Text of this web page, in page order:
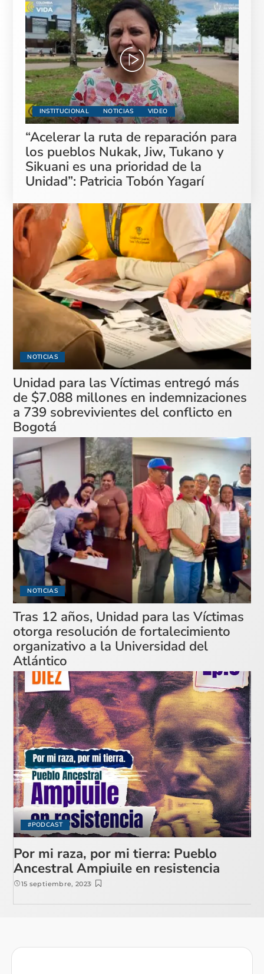
INSTITUCIONAL NOTICIAS VIDEO
“Acelerar la ruta de reparación para
los pueblos Nukak, Jiw, Tukano y
Sikuani es una prioridad de la
Unidad”: Patricia Tobón Yagarí
NOTICIAS
Unidad para las Víctimas entregó más
de $7.088 millones en indemnizaciones
a 739 sobrevivientes del conflicto en
Bogotá
NOTICIAS
Tras 12 años, Unidad para las Víctimas
otorga resolución de fortalecimiento
organizativo a la Universidad del
Atlántico
#PODCAST
Por mi raza, por mi tierra: Pueblo
Ancestral Ampiuile en resistencia
15 septiembre, 2023